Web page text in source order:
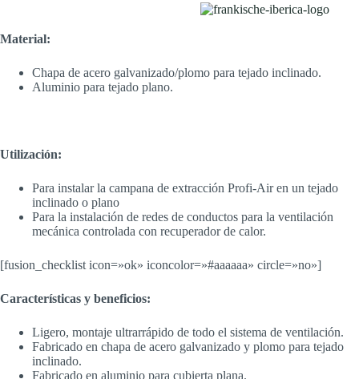
Material:
Chapa de acero galvanizado/plomo para tejado inclinado.
Aluminio para tejado plano.
Utilización:
Para instalar la campana de extracción Profi-Air en un tejado
inclinado o plano
Para la instalación de redes de conductos para la ventilación
mecánica controlada con recuperador de calor.
[fusion_checklist icon=»ok» iconcolor=»#aaaaaa» circle=»no»]
Características y beneficios:
Ligero, montaje ultrarrápido de todo el sistema de ventilación.
Fabricado en chapa de acero galvanizado y plomo para tejado
inclinado.
Fabricado en aluminio para cubierta plana.